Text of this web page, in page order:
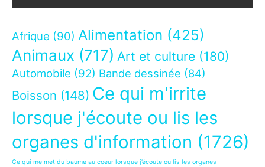
Afrique (90) Alimentation (425)
Animaux (717) Art et culture (180)
Automobile (92) Bande dessinée (84)
Boisson (148) Ce qui m'irrite
lorsque j'écoute ou lis les
organes d'information (1726)
Ce qui me met du baume au coeur lorsque j’écoute ou lis les organes